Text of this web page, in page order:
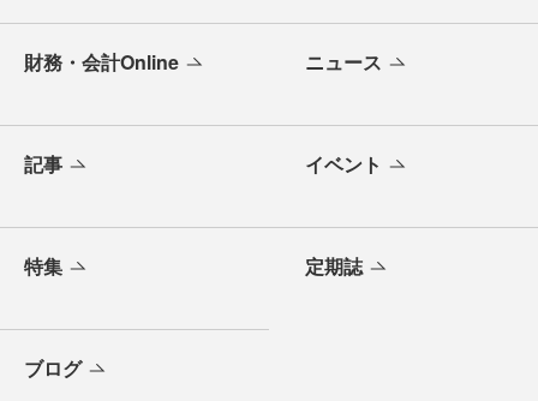
財務・会計Online ニュース
記事 イベント
特集 定期誌
ブログ